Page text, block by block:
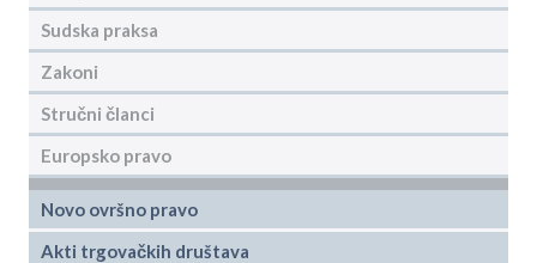
Sudska praksa
Zakoni
Stručni članci
Europsko pravo
Novo ovršno pravo
Akti trgovačkih društava